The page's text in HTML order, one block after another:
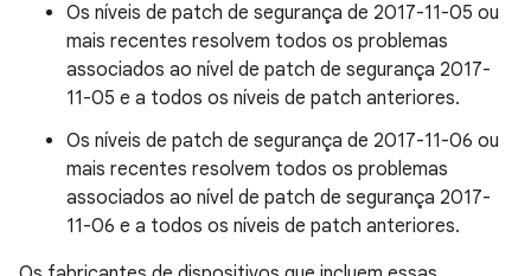
Os níveis de patch de segurança de 2017-11-05 ou
mais recentes resolvem todos os problemas
associados ao nível de patch de segurança 2017-
11-05 e a todos os níveis de patch anteriores.
Os níveis de patch de segurança de 2017-11-06 ou
mais recentes resolvem todos os problemas
associados ao nível de patch de segurança 2017-
11-06 e a todos os níveis de patch anteriores.